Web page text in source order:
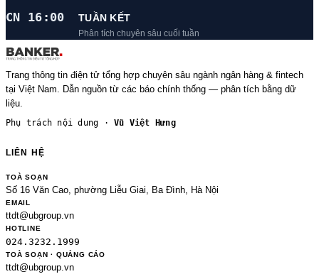
CN 16:00 TUẦN KẾT
Phân tích chuyên sâu cuối tuần
Trang thông tin điện tử tổng hợp chuyên sâu ngành ngân hàng & fintech
tại Việt Nam. Dẫn nguồn từ các báo chính thống — phân tích bằng dữ
liệu.
Phụ trách nội dung ·Vũ Việt Hưng
LIÊN HỆ
TOÀ SOẠN
Số 16 Văn Cao, phường Liễu Giai, Ba Đình, Hà Nội
EMAIL
ttdt@ubgroup.vn
HOTLINE
024.3232.1999
TOÀ SOẠN · QUẢNG CÁO
ttdt@ubgroup.vn